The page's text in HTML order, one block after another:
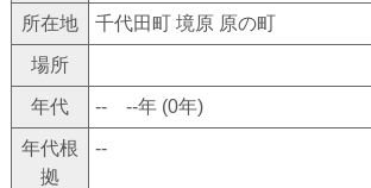
所在地 千代田町 境原 原の町
場所
年代 -- --年 (0年)
年代根
拠
--